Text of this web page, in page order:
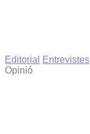
Editorial
Entrevistes
Opinió